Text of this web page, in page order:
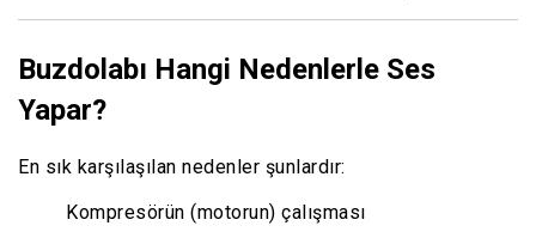
Buzdolabı Hangi Nedenlerle Ses
Yapar?
En sık karşılaşılan nedenler şunlardır:
Kompresörün (motorun) çalışması